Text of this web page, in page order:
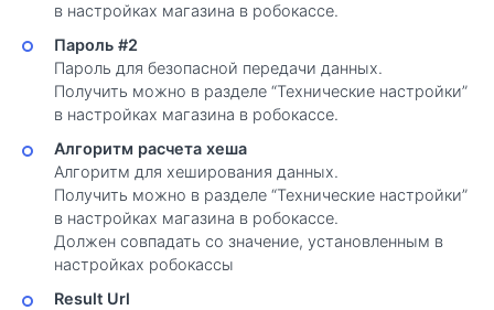
в настройках магазина в робокассе.
Пароль #2
Пароль для безопасной передачи данных.
Получить можно в разделе “Технические настройки”
в настройках магазина в робокассе.
Алгоритм расчета хеша
Алгоритм для хеширования данных.
Получить можно в разделе “Технические настройки”
в настройках магазина в робокассе.
Должен совпадать со значение, установленным в
настройках робокассы
Result Url